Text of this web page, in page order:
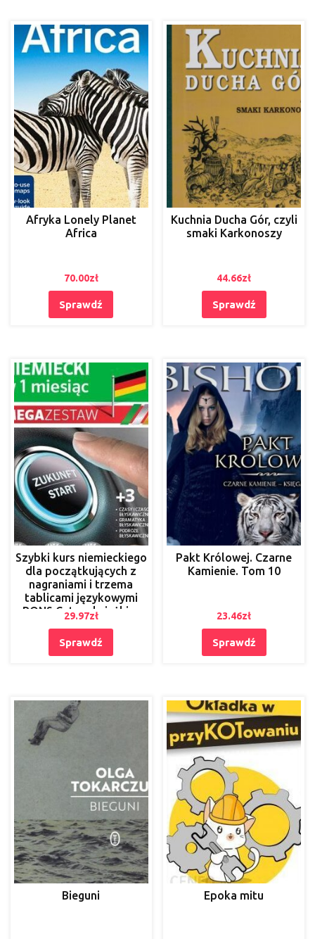
Afryka Lonely Planet
Africa
70.00zł
Sprawdź
Kuchnia Ducha Gór, czyli
smaki Karkonoszy
44.66zł
Sprawdź
Szybki kurs niemieckiego
dla początkujących z
nagraniami i trzema
tablicami językowymi
PONS Cztery książki w
29.97zł
Sprawdź
Pakt Królowej. Czarne
Kamienie. Tom 10
23.46zł
Sprawdź
Bieguni Epoka mitu